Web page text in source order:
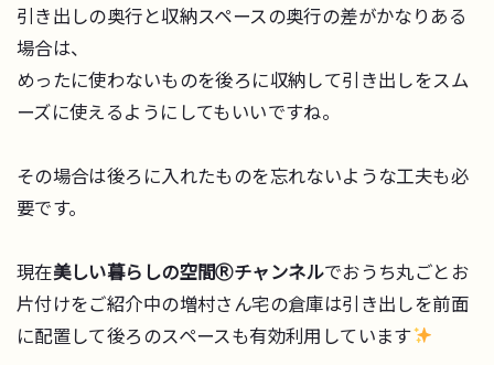
引き出しの奥行と収納スペースの奥行の差がかなりある
場合は、
めったに使わないものを後ろに収納して引き出しをスム
ーズに使えるようにしてもいいですね。
その場合は後ろに入れたものを忘れないような工夫も必
要です。
現在美しい暮らしの空間Ⓡチャンネルでおうち丸ごとお
片付けをご紹介中の増村さん宅の倉庫は引き出しを前面
に配置して後ろのスペースも有効利用しています